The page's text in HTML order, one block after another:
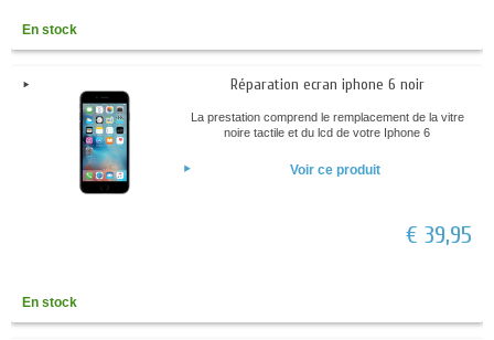
En stock
Réparation ecran iphone 6 noir
La prestation comprend le remplacement de la vitre
noire tactile et du lcd de votre Iphone 6
Voir ce produit
€ 39,95
En stock